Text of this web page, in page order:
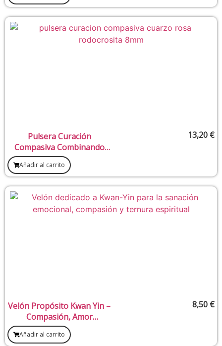
Pulsera Curación
Compasiva Combinando
Cuarzo Rosa Y Rodocrosita
8mm
13,20 €
Añadir al carrito
Velón Propósito Kwan Yin –
Compasión, Amor
Incondicional y Sanación
Interior
8,50 €
Añadir al carrito